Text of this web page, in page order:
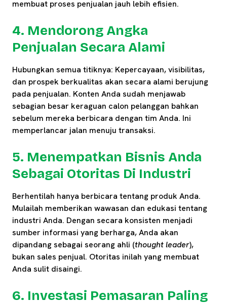
membuat proses penjualan jauh lebih efisien.
4. Mendorong Angka
Penjualan Secara Alami
Hubungkan semua titiknya: Kepercayaan, visibilitas,
dan prospek berkualitas akan secara alami berujung
pada penjualan. Konten Anda sudah menjawab
sebagian besar keraguan calon pelanggan bahkan
sebelum mereka berbicara dengan tim Anda. Ini
memperlancar jalan menuju transaksi.
5. Menempatkan Bisnis Anda
Sebagai Otoritas Di Industri
Berhentilah hanya berbicara tentang produk Anda.
Mulailah memberikan wawasan dan edukasi tentang
industri Anda. Dengan secara konsisten menjadi
sumber informasi yang berharga, Anda akan
dipandang sebagai seorang ahli (thought leader),
bukan sales penjual. Otoritas inilah yang membuat
Anda sulit disaingi.
6. Investasi Pemasaran Paling